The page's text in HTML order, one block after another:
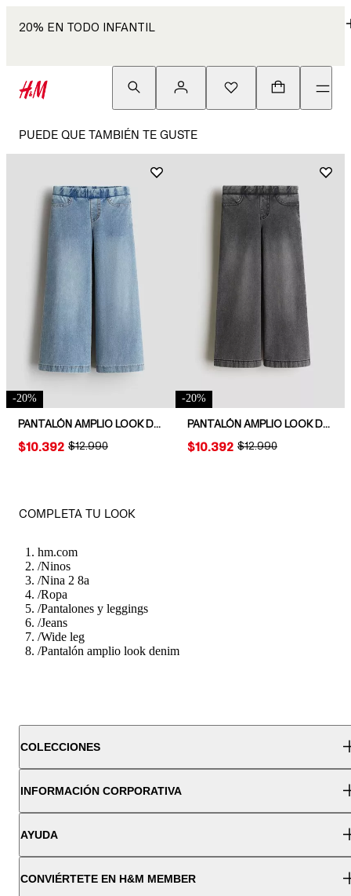
20% EN TODO INFANTIL
PUEDE QUE TAMBIÉN TE GUSTE
-20%
PANTALÓN AMPLIO LOOK DENIM
ORIGINAL PRICE:
$12.990
PRICE:
$10.392
-20%
PANTALÓN AMPLIO LOOK DENIM
ORIGINAL PRICE:
$12.990
PRICE:
$10.392
COMPLETA TU LOOK
hm.com
/Ninos
/Nina 2 8a
/Ropa
/Pantalones y leggings
/Jeans
/Wide leg
/Pantalón amplio look denim
COLECCIONES
INFORMACIÓN CORPORATIVA
AYUDA
CONVIÉRTETE EN H&M MEMBER